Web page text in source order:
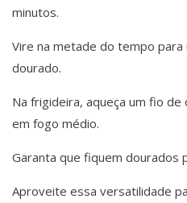
minutos.
Vire na metade do tempo
dourado.
Na frigideira, aqueça um fio
em fogo médio.
Garanta que fiquem dourados
Aproveite essa versatilidade